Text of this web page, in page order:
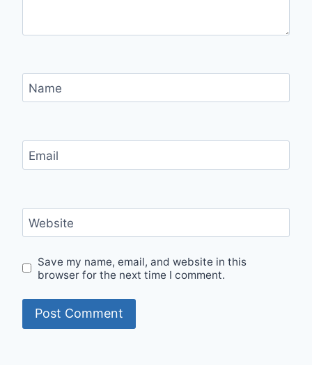
Name
Email
Website
Save my name, email, and website in this
browser for the next time I comment.